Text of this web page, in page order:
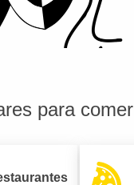
para comer